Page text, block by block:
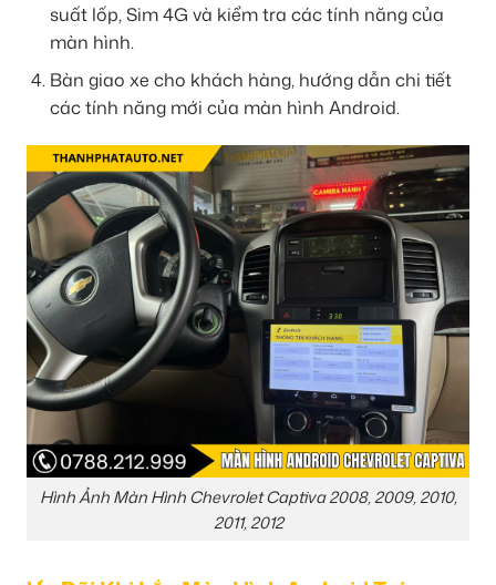
suất lốp, Sim 4G và kiểm tra các tính năng của
màn hình.
Bàn giao xe cho khách hàng, hướng dẫn chi tiết
các tính năng mới của màn hình Android.
Hình Ảnh Màn Hình Chevrolet Captiva 2008, 2009, 2010,
2011, 2012